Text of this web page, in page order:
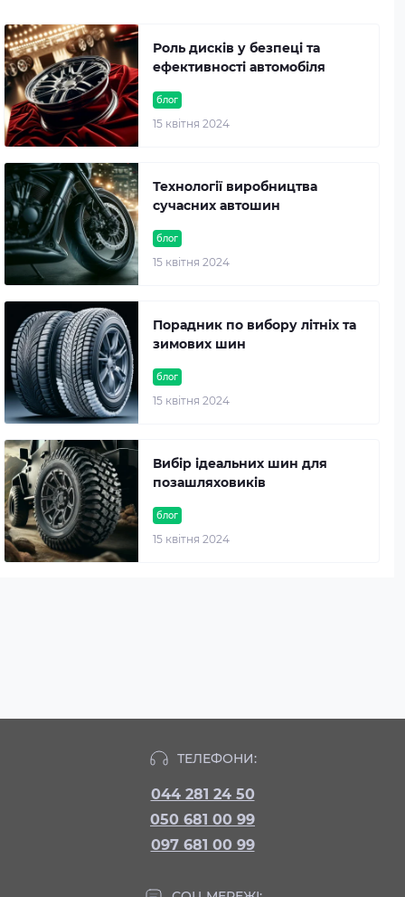
блог
15 квітня 2024
Роль дисків у безпеці та
ефективності автомобіля
блог
15 квітня 2024
Технології виробництва
сучасних автошин
блог
15 квітня 2024
Порадник по вибору літніх та
зимових шин
блог
15 квітня 2024
Вибір ідеальних шин для
позашляховиків
ТЕЛЕФОНИ:
044 281 24 50
050 681 00 99
097 681 00 99